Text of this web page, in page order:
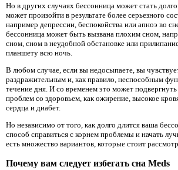
Но в других случаях бессонница может стать
может произойти в результате более серьезного
например депрессии, беспокойства или апноэ во
бессонница может быть вызвана плохим сном,
сном, сном в неудобной обстановке или
планшету всю ночь.
В любом случае, если вы недосыпаете, вы
раздражительным и, как правило, неспособным
течение дня. И со временем это может подвергнуть
проблем со здоровьем, как ожирение, высокое
сердца и диабет.
Но независимо от того, как долго длится ваша
способ справиться с корнем проблемы и начать
есть множество вариантов, которые стоит
Почему вам следует избегать сна Meds